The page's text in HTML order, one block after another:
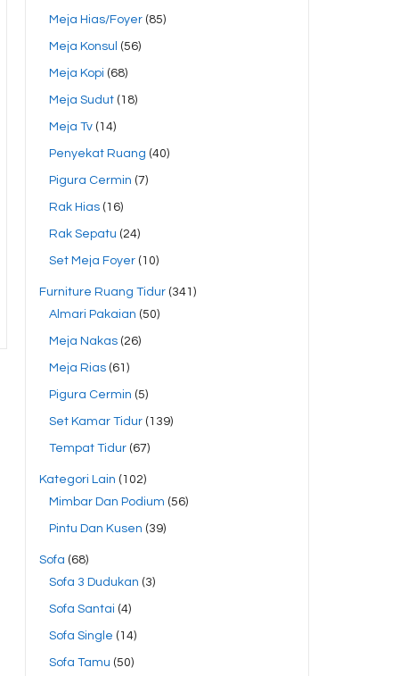
Meja Hias/Foyer(85)
Meja Konsul (56)
Meja Kopi (68)
Meja Sudut(18)
Meja Tv(14)
Penyekat Ruang (40)
Pigura Cermin (7)
Rak Hias(16)
Rak Sepatu (24)
Set Meja Foyer(10)
Furniture Ruang Tidur(341)
Almari Pakaian (50)
Meja Nakas(26)
Meja Rias(61)
Pigura Cermin (5)
Set Kamar Tidur(139)
Tempat Tidur(67)
Kategori Lain (102)
Mimbar Dan Podium (56)
Pintu Dan Kusen (39)
Sofa (68)
Sofa 3 Dudukan (3)
Sofa Santai (4)
Sofa Single (14)
Sofa Tamu (50)